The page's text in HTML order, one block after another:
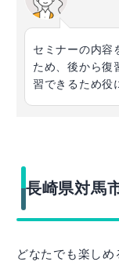
セミナーの内容
ため、後から復
習できるため役
長崎県対馬
どなたでも楽し